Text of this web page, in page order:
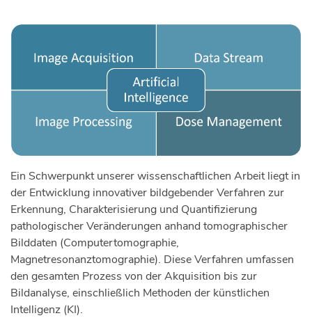
Ein Schwerpunkt unserer wissenschaftlichen Arbeit liegt in
der Entwicklung innovativer bildgebender Verfahren zur
Erkennung, Charakterisierung und Quantifizierung
pathologischer Veränderungen anhand tomographischer
Bilddaten (Computertomographie,
Magnetresonanztomographie). Diese Verfahren umfassen
den gesamten Prozess von der Akquisition bis zur
Bildanalyse, einschließlich Methoden der künstlichen
Intelligenz (KI).